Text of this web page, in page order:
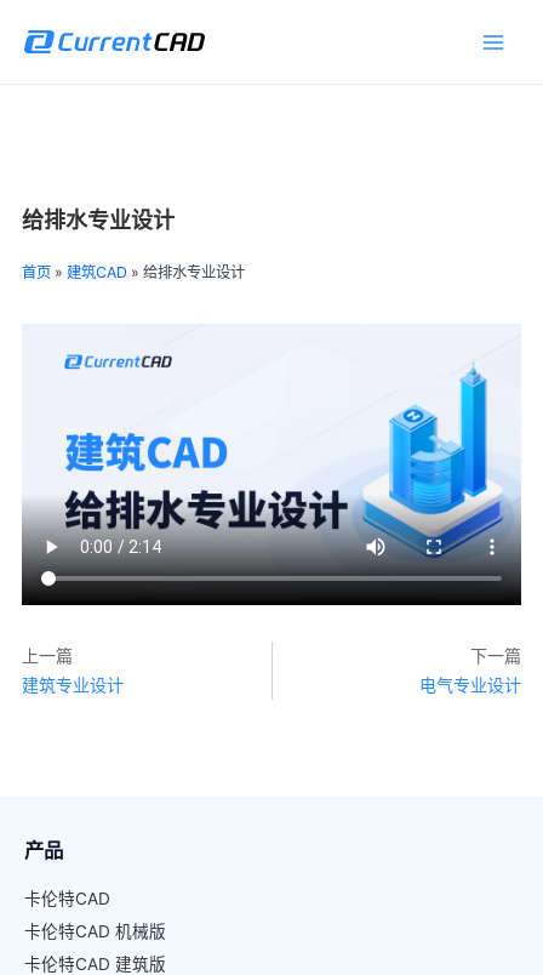
给排水专业设计
首页» 建筑CAD» 给排水专业设计
上一篇
建筑专业设计
下一篇
电气专业设计
产品
卡伦特CAD
卡伦特CAD 机械版
卡伦特CAD 建筑版